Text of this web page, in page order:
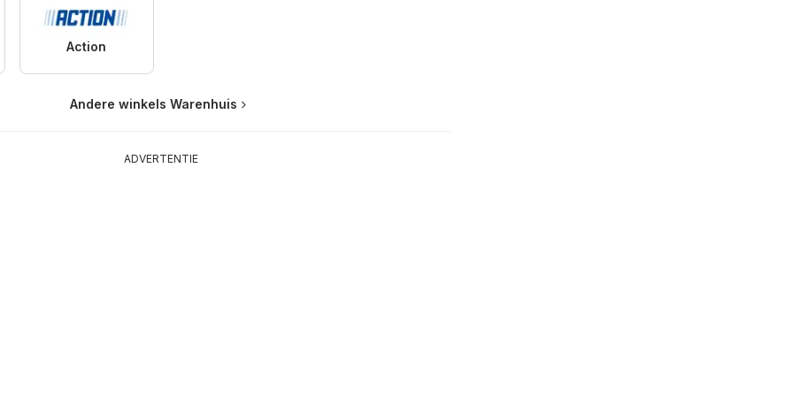
Action
Andere winkels Warenhuis
ADVERTENTIE